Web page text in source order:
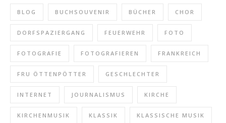
BLOG BUCHSOUVENIR BÜCHER CHOR
DORFSPAZIERGANG FEUERWEHR FOTO
FOTOGRAFIE FOTOGRAFIEREN FRANKREICH
FRU ÖTTENPÖTTER GESCHLECHTER
INTERNET JOURNALISMUS KIRCHE
KIRCHENMUSIK KLASSIK KLASSISCHE MUSIK